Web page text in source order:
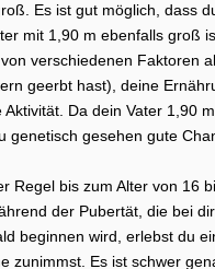
Es ist gut möglich, dass
mit 1,90 m ebenfalls groß
verschiedenen Faktoren
geerbt hast), deine
Da dein Vater 1,90
genetisch gesehen gute
Regel bis zum Alter von 16
der Pubertät, die bei
beginnen wird, erlebst du
zunimmst. Es ist schwer